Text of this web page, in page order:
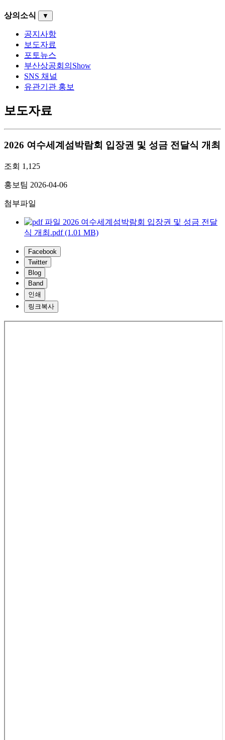
상의소식 ▼
공지사항
보도자료
포토뉴스
부산상공회의Show
SNS 채널
유관기관 홍보
보도자료
2026 여수세계섬박람회 입장권 및 성금 전달식 개최
조회 1,125
홍보팀 2026-04-06
첨부파일
2026 여수세계섬박람회 입장권 및 성금 전달
식 개최.pdf (1.01 MB)
Facebook
Twitter
Blog
Band
인쇄
링크복사